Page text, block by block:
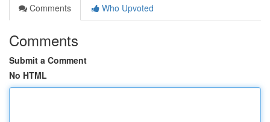
Comments
Who Upvoted
Comments
Submit a Comment
No HTML